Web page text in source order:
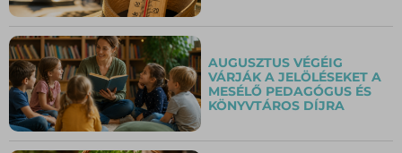
AUGUSZTUS VÉGÉIG
VÁRJÁK A JELÖLÉSEKET A
MESÉLŐ PEDAGÓGUS ÉS
KÖNYVTÁROS DÍJRA